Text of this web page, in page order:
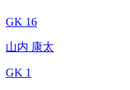
GK 16
山内 康太
GK 1